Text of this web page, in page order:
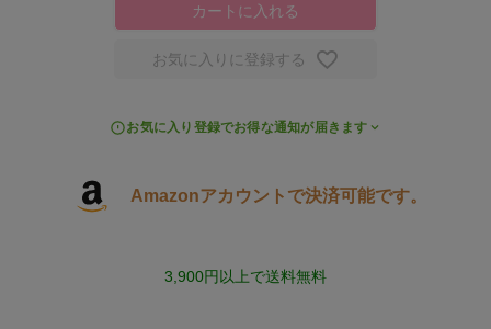
インフィット INFIT
カートに入れる
お気に入りに登録する
お気に入り登録でお得な通知が届きます
Amazonアカウントで決済可能です。
3,900円以上で送料無料